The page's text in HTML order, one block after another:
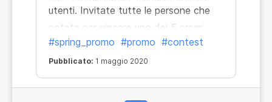
utenti. Invitate tutte le persone che
potete per vincere uno dei 5 premi
principali.
#spring_promo #promo #contest
Pubblicato: 1 maggio 2020